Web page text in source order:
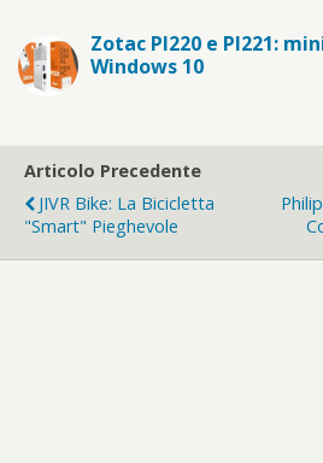
Zotac PI220 e PI221:
Windows 10
Articolo Precedente
JIVR Bike: La Bicicletta
"smart" Pieghevole